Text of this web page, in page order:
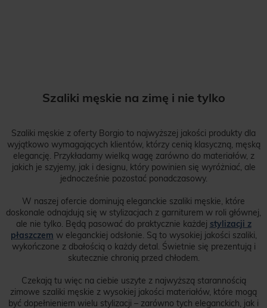
Szaliki męskie na zimę i nie tylko
Szaliki męskie z oferty Borgio to najwyższej jakości produkty dla
wyjątkowo wymagających klientów, którzy cenią klasyczną, męską
elegancję. Przykładamy wielką wagę zarówno do materiałów, z
jakich je szyjemy, jak i designu, który powinien się wyróżniać, ale
jednocześnie pozostać ponadczasowy.
W naszej ofercie dominują eleganckie szaliki męskie, które
doskonale odnajdują się w stylizacjach z garniturem w roli głównej,
ale nie tylko. Będą pasować do praktycznie każdej stylizacji z
płaszczem w eleganckiej odsłonie. Są to wysokiej jakości szaliki,
wykończone z dbałością o każdy detal. Świetnie się prezentują i
skutecznie chronią przed chłodem.
Czekają tu więc na ciebie uszyte z najwyższą starannością
zimowe szaliki męskie z wysokiej jakości materiałów, które mogą
być dopełnieniem wielu stylizacji – zarówno tych eleganckich, jak i